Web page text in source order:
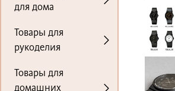
для дома
Товары для
рукоделия
Товары для
домашних